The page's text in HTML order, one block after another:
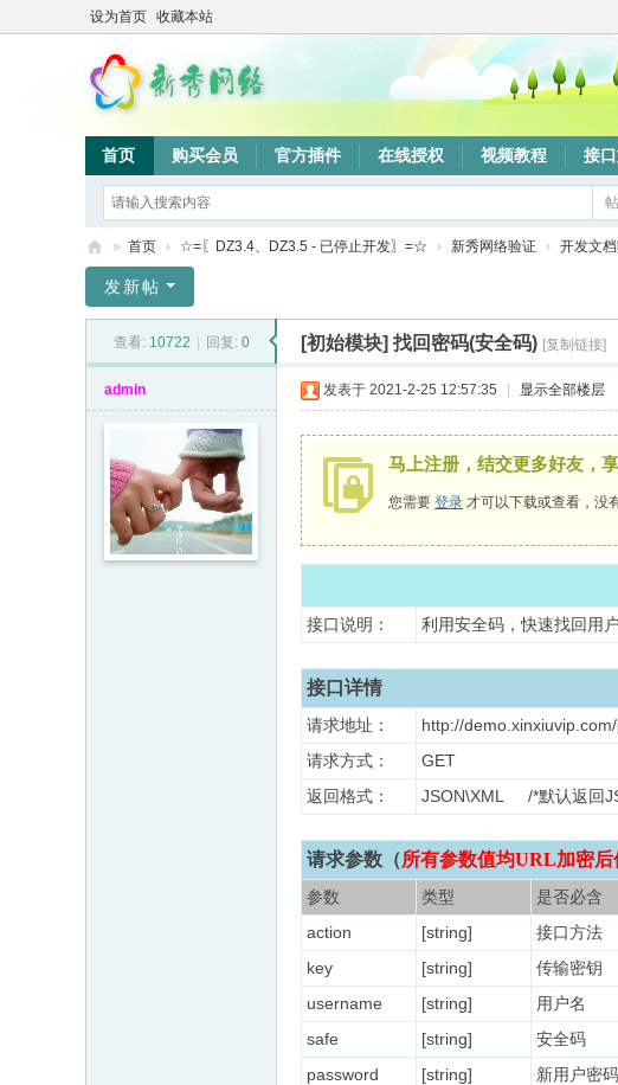
设为首页 收藏本站
首页 购买会员 官方插件 在线授权 视频教程 接
秀
» 首页 › ☆=〖DZ3.4、DZ3.5 - 已停止开发〗=☆ › 新秀网络验证 › 开发文
发新帖
查看: 10722 回复: 0 [初始模块] 找回密码(安全码) [复制链接]
admin 发表于 2021-2-25 12:57:35 显示全部楼层
马上注册，结交更多好友，
您需要 登录 才可以下载或查看，没
接口说明： 利用安全码，快速找回用户
接口详情
请求地址：
http://
请求方式：
GET
返回格式：
JSON\XML /*默认返回
请求参数（所有参数值均URL加密后
参数 类型 是否必含
action
[string] 接口方法
key
[string] 传输密钥
username
[string] 用户名
safe
[string] 安全码
password
[string] 新用户密码